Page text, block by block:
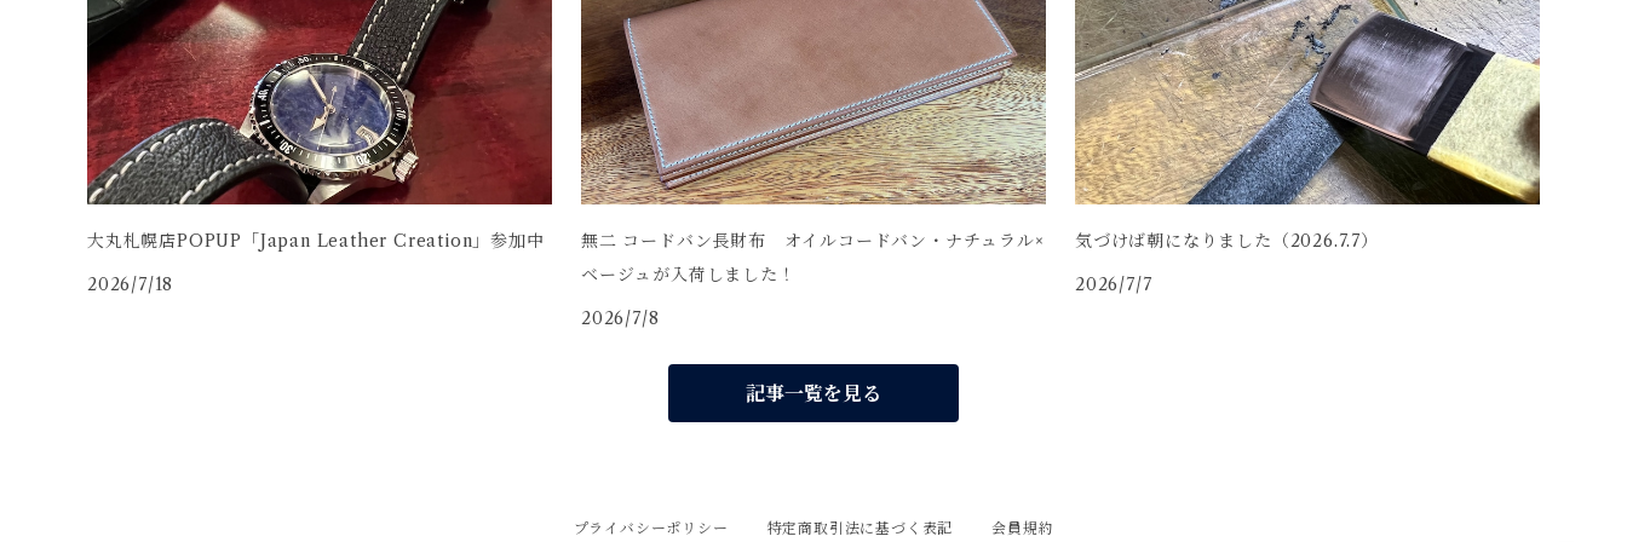
牛革
大丸札幌店POPUP「Japan Leather Creation」参加中
2026/7/18
無二 コードバン長財布 オイルコードバン・ナチュラル×
ベージュが入荷しました！
2026/7/8
気づけば朝になりました（2026.7.7）
2026/7/7
記事一覧を見る
プライバシーポリシー 特定商取引法に基づく表記 会員規約